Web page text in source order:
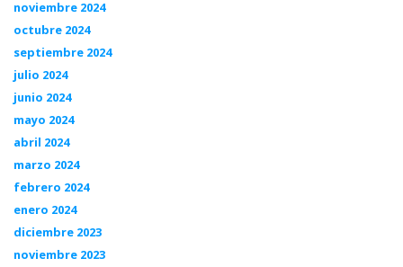
noviembre 2024
octubre 2024
septiembre 2024
julio 2024
junio 2024
mayo 2024
abril 2024
marzo 2024
febrero 2024
enero 2024
diciembre 2023
noviembre 2023